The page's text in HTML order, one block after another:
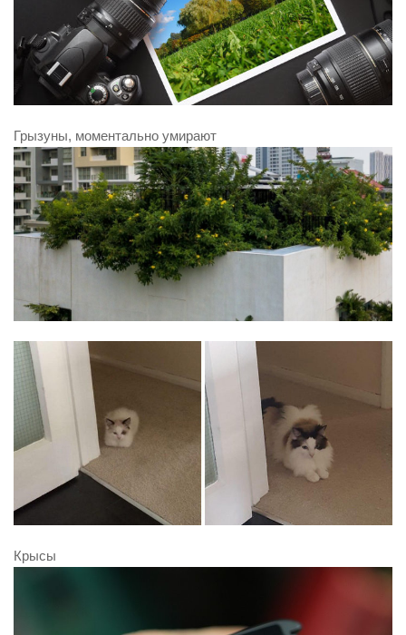
Грызуны, моментально умирают
Крысы